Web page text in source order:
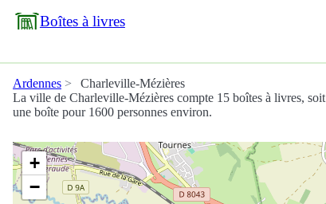
Boîtes à livres
Ardennes
Charleville-Mézières
La ville de Charleville-Mézières compte 15 boîtes à livres, soit
une boîte pour 1600 personnes environ.
+
−